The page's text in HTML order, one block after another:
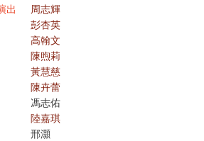
出
周志輝
彭杏英
高翰文
陳煦莉
黃慧慈
陳卉蕾
馮志佑
陸嘉琪
邢灝